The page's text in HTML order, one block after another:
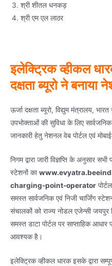
श्री शीतल धनकड़
श्री एम एल लाठर
इलेक्ट्रिक व्हीकल
दक्षता ब्यूरो ने बनाया
ऊर्जा दक्षता ब्यूरो, विद्युम मंत्रालय,
उपभोक्ताओं की सुविधा के लिए
जानकारी हेतु नेशनल वेब पोर्टल एवं
निगम द्वारा जारी विज्ञप्ति के अनुसार
स्टेशनों का
charging-point-operator
समस्त सार्वजनिक एवं निजी चार्जिंग
संचालकों को राज्य नोडल एजेन्सी जयपुर
समस्त डाटा पोर्टल पर साप्ताहिक
आवश्यक है।
इलेक्ट्रिक व्हीकल धारक इसके द्वारा